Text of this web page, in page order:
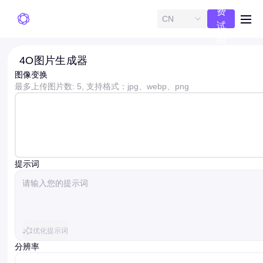
CN
费
试
4O图片生成器
图像变换
最多上传图片数: 5, 支持格式：jpg、webp、png
提示词
优化提示词
分辨率